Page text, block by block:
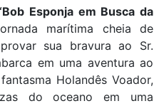
Esponja em Busca da
marítima cheia de
sua bravura ao Sr.
em uma aventura ao
Holandês Voador,
do oceano em uma